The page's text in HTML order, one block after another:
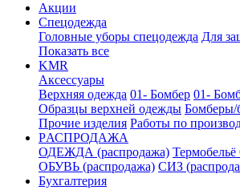
Акции
Спецодежда
Головные уборы спецодежда Для
Показать все
KMR
Аксессуары
Верхняя одежда 01- Бомбер 01-
Образцы верхней одежды Бомберы/
Прочие изделия Работы по
PАСПРОДАЖА
ОДЕЖДА (распродажа)
ОБУВЬ (распродажа) СИЗ
Бухгалтерия